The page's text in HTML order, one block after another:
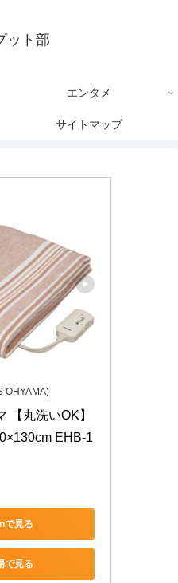
ット部
エンタメ
サイトマップ
OHYAMA)
【丸洗いOK】
EHB-1
で見る
で見る